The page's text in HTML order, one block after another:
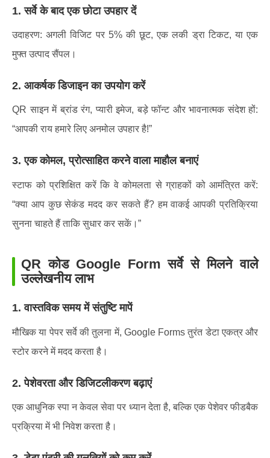
1. सर्वे के बाद एक छोटा उपहार दें
उदाहरण: अगली विजिट पर 5% की छूट, एक लकी ड्रा टिकट, या एक
मुफ्त उत्पाद सैंपल।
2. आकर्षक डिजाइन का उपयोग करें
QR साइन में ब्रांड रंग, प्यारी इमेज, बड़े फॉन्ट और भावनात्मक संदेश हों:
“आपकी राय हमारे लिए अनमोल उपहार है!”
3. एक कोमल, प्रोत्साहित करने वाला माहौल बनाएं
स्टाफ को प्रशिक्षित करें कि वे कोमलता से ग्राहकों को आमंत्रित करें:
“क्या आप कुछ सेकंड मदद कर सकते हैं? हम वाकई आपकी प्रतिक्रिया
सुनना चाहते हैं ताकि सुधार कर सकें।”
QR कोड Google Form सर्वे से मिलने वाले
उल्लेखनीय लाभ
1. वास्तविक समय में संतुष्टि मापें
मौखिक या पेपर सर्वे की तुलना में, Google Forms तुरंत डेटा एकत्र और
स्टोर करने में मदद करता है।
2. पेशेवरता और डिजिटलीकरण बढ़ाएं
एक आधुनिक स्पा न केवल सेवा पर ध्यान देता है, बल्कि एक पेशेवर फीडबैक
प्रक्रिया में भी निवेश करता है।